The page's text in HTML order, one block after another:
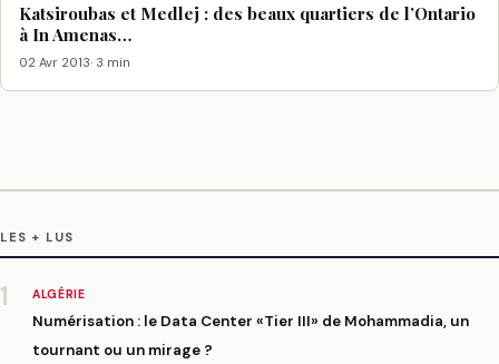
Katsiroubas et Medlej : des beaux quartiers de l’Ontario
à In Amenas…
02 Avr 2013· 3 min
LES + LUS
1 ALGÉRIE
Numérisation : le Data Center «Tier III» de Mohammadia, un
tournant ou un mirage ?